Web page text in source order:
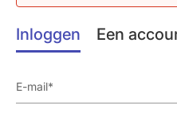
Inloggen Een
met 30% (RR: 0.70,
P=0.00000000036).
Wanneer er werd
totale eventaantal in